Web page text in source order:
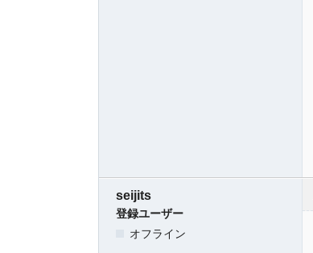
seijits
登録ユーザー
オフライン